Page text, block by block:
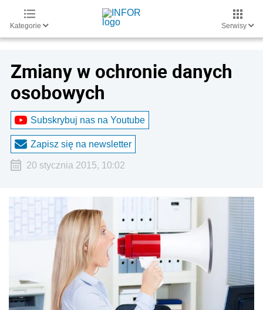
Kategorie Serwisy
Zmiany w ochronie danych
osobowych
Subskrybuj nas na Youtube
Zapisz się na newsletter
20 stycznia 2015, 10:02